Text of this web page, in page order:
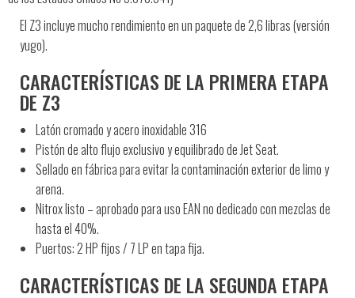
El Z3 incluye mucho rendimiento en un paquete de 2,6 libras (versión
yugo).
CARACTERÍSTICAS DE LA PRIMERA ETAPA
DE Z3
Latón cromado y acero inoxidable 316
Pistón de alto flujo exclusivo y equilibrado de Jet Seat.
Sellado en fábrica para evitar la contaminación exterior de limo y
arena.
Nitrox listo – aprobado para uso EAN no dedicado con mezclas de
hasta el 40%.
Puertos: 2 HP fijos / 7 LP en tapa fija.
CARACTERÍSTICAS DE LA SEGUNDA ETAPA